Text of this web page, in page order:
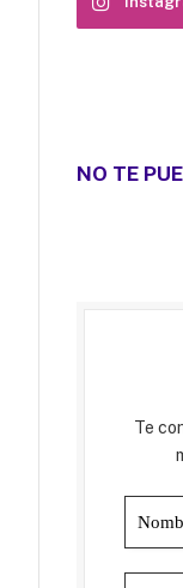
NO TE
Te